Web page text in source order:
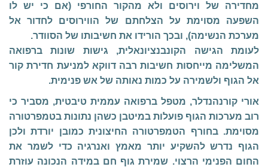
מחדירה של וירוסים ולא מהקור החורפי (אם כי יש לו
השפעה מסוימת על הצלחתם של הווירוסים לחדור אל
מערכת הנשימה), ובכך הורידו את חשיבותו של הסוודר.
לעומת הגישה הקונבנציונאלית, גישות שונות ברפואה
המשלימה מייחסות חשיבות רבה דווקא למניעת חדירת קור
אל הגוף ולשמירה על כמות נאותה של אש פנימית.
אורי קורנהנדלר, מטפל ברפואה עממית טיבטית, מסביר כי
רוב מערכות הגוף פועלות במיטבן כשהן נתונות בטמפרטורה
מסוימת. בחורף הטמפרטורה החיצונית כמובן יורדת ולכן
הגוף נדרש להשקיע יותר מאמץ ואנרגיה כדי לשמר את
החום הפנימי הרצוי. שמירת גוף חם במידה הנכונה עוזרת